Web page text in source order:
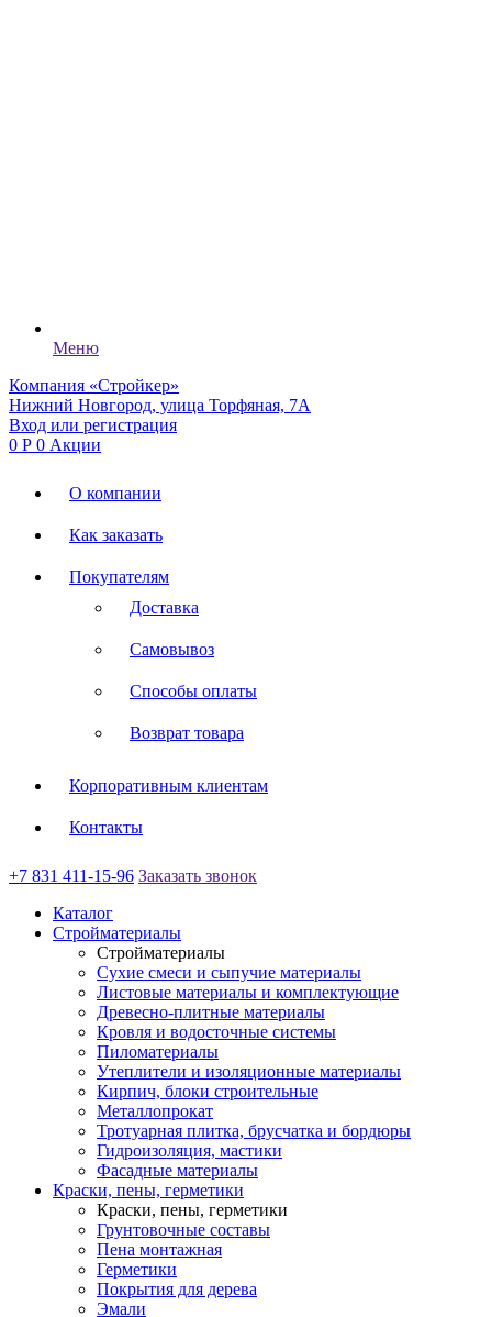
Меню
Компания «Стройкер»
Нижний Новгород, улица Торфяная, 7А
Вход или регистрация
0 Р 0 Акции
О компании
Как заказать
Покупателям
Доставка
Самовывоз
Способы оплаты
Возврат товара
Корпоративным клиентам
Контакты
+7 831 411-15-96 Заказать звонок
Каталог
Стройматериалы
Стройматериалы
Сухие смеси и сыпучие материалы
Листовые материалы и комплектующие
Древесно-плитные материалы
Кровля и водосточные системы
Пиломатериалы
Утеплители и изоляционные материалы
Кирпич, блоки строительные
Металлопрокат
Тротуарная плитка, брусчатка и бордюры
Гидроизоляция, мастики
Фасадные материалы
Краски, пены, герметики
Краски, пены, герметики
Грунтовочные составы
Пена монтажная
Герметики
Покрытия для дерева
Эмали